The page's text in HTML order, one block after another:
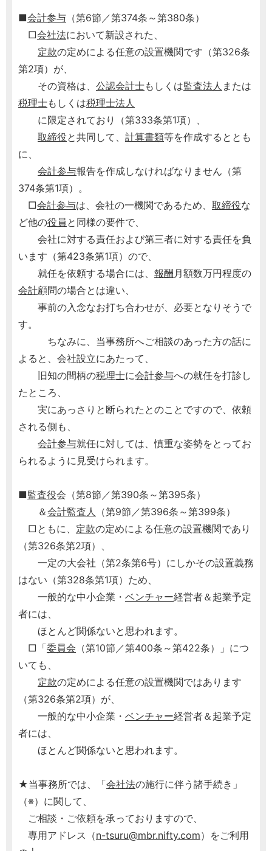
■会計参与 （第6節／第374条～第380条）
□会社法において新設された、
定款の定めによる任意の設置機関です（第326条
第2項）が、
その資格は、 公認会計士もしくは監査法人 または
税理士もしくは税理士法人
に限定されており（第333条第1項）、
取締役と共同して、 計算書類等を作成するととも
に、
会計参与報告を作成しなければなりません（第
374条第1項）。
□会計参与は、会社の一機関であるため、 取締役な
ど他の役員 と同様の要件で、
会社に対する責任および第三者に対する責任を負
います（第423条第1項）ので、
就任を依頼する場合には、 報酬月額数万円程度の
会計顧問の場合とは違い、
事前の入念なお打ち合わせが、必要となりそうで
す。
ちなみに、当事務所へご相談のあった方の話に
よると、会社設立にあたって、
旧知の間柄の税理士に会計参与への就任を打診し
たところ、
実にあっさりと断られたとのことですので、依頼
される側も、
会計参与就任に対しては、慎重な姿勢をとってお
られるように見受けられます。
■監査役会（第8節／第390条～第395条）
＆会計監査人 （第9節／第396条～第399条）
□ともに、 定款の定めによる任意の設置機関であり
（第326条第2項）、
一定の大会社（第2条第6号）にしかその設置義務
はない（第328条第1項）ため、
一般的な中小企業・ ベンチャー経営者＆起業予定
者には、
ほとんど関係ないと思われます。
□「委員会 （第10節／第400条～第422条）」につ
いても、
定款の定めによる任意の設置機関ではあります
（第326条第2項）が、
一般的な中小企業・ ベンチャー経営者＆起業予定
者には、
ほとんど関係ないと思われます。
★当事務所では、「会社法の施行に伴う諸手続き」
（※）に関して、
ご相談・ご依頼を承っておりますので、
専用アドレス（n-tsuru@mbr.nifty.com）をご利用